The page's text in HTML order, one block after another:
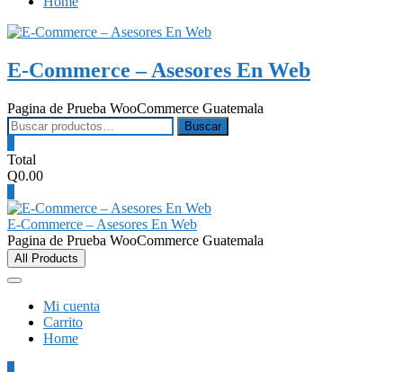
superior
E-Commerce – Asesores En Web
Pagina de Prueba WooCommerce Guatemala
Buscar
por:
Buscar
Total
Q0.00
E-Commerce – Asesores En Web
Pagina de Prueba WooCommerce Guatemala
All Products
Mi cuenta
Carrito
Home